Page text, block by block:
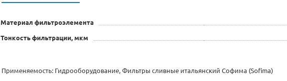
Материал фильтроэлемента
Тонкость фильтрации, мкм
Применяемость: Гидрооборудование, Фильтры сливные итальянский Софима (Sofima)